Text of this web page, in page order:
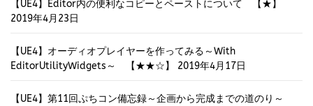
【UE4】Editor内の便利なコピーとペーストについて 【★】
2019年4月23日
【UE4】オーディオプレイヤーを作ってみる～With
EditorUtilityWidgets～ 【★★☆】
2019年4月17日
【UE4】第11回ぷちコン備忘録～企画から完成までの道のり～